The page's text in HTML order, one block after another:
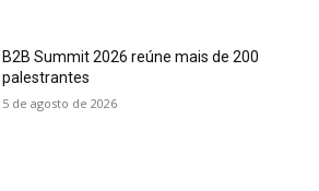
B2B Summit 2026 reúne mais de 200
palestrantes
5 de agosto de 2026